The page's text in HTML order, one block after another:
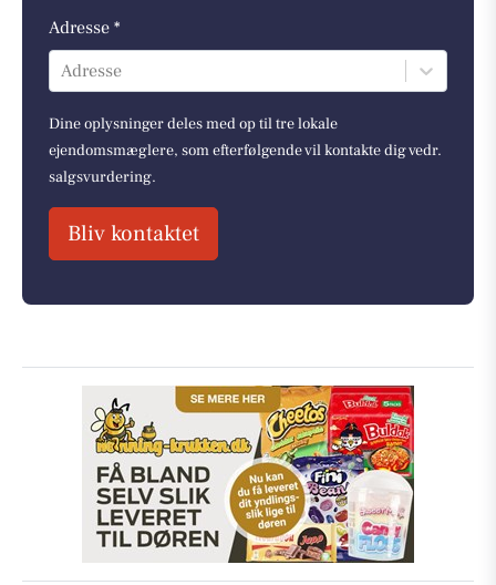
Adresse *
Adresse
Dine oplysninger deles med op til tre lokale
ejendomsmæglere, som efterfølgende vil kontakte dig vedr.
salgsvurdering.
Bliv kontaktet